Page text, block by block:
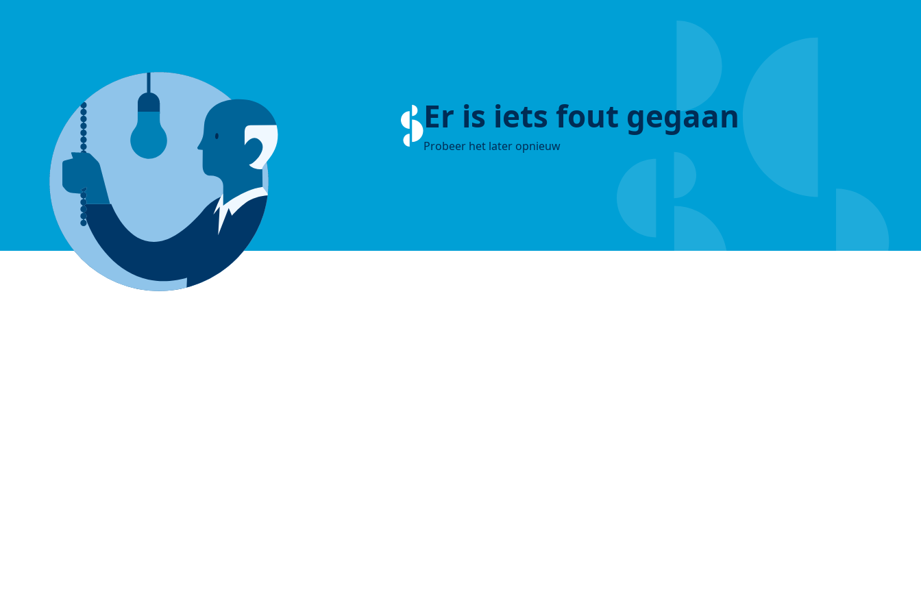
Er is iets fout gegaan
Probeer het later opnieuw